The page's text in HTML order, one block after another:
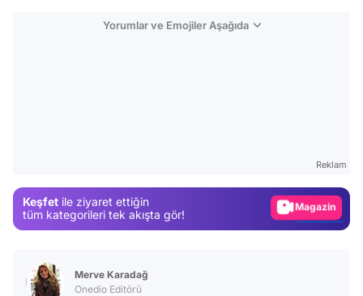
Yorumlar ve Emojiler Aşağıda
Reklam
Keşfet ile ziyaret ettiğin
tüm kategorileri tek akışta gör!
Video
Test
Merve Karadağ
Onedio Editörü